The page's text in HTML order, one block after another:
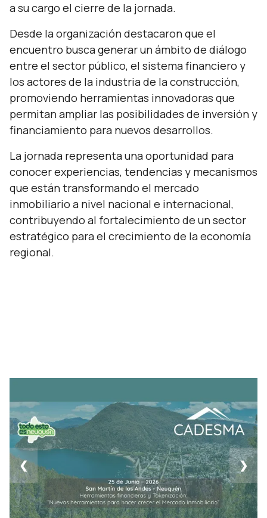
a su cargo el cierre de la jornada.
Desde la organización destacaron que el
encuentro busca generar un ámbito de diálogo
entre el sector público, el sistema financiero y
los actores de la industria de la construcción,
promoviendo herramientas innovadoras que
permitan ampliar las posibilidades de inversión y
financiamiento para nuevos desarrollos.
La jornada representa una oportunidad para
conocer experiencias, tendencias y mecanismos
que están transformando el mercado
inmobiliario a nivel nacional e internacional,
contribuyendo al fortalecimiento de un sector
estratégico para el crecimiento de la economía
regional.
❮ ❯